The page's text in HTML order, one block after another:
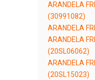
ARANDELA
(30991082)
ARANDELA
ARANDELA
(20SL06062)
ARANDELA
(20SL15023)